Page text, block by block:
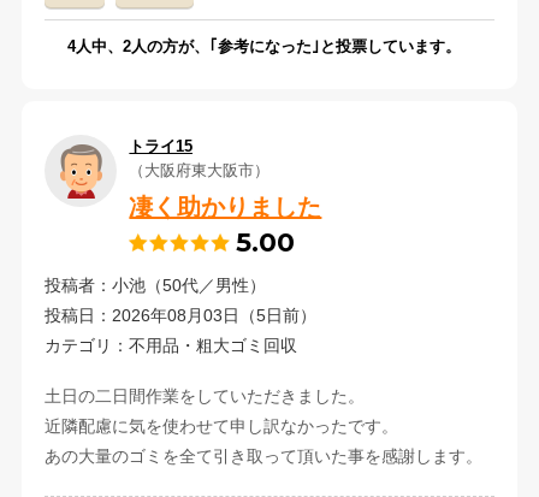
4人中、2人の方が、｢参考になった｣と投票しています。
トライ15
（大阪府東大阪市）
凄く助かりました
5.00
投稿者：小池（50代／男性）
投稿日：2026年08月03日（5日前）
カテゴリ：不用品・粗大ゴミ回収
土日の二日間作業をしていただきました。
近隣配慮に気を使わせて申し訳なかったです。
あの大量のゴミを全て引き取って頂いた事を感謝します。